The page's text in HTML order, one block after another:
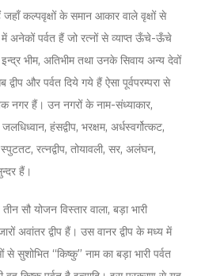
कल्पवृक्षों के समान आकार वाले वृक्षों से
में अनेकों पर्वत हैं जो रत्नों से व्याप्त ऊँचे-ऊँचे
भीम, अतिभीम तथा उनके सिवाय अन्य देवों
और पर्वत दिये गये हैं ऐसा पूर्वपरम्परा से
नगर हैं। उन नगरों के नाम-संध्याकार,
हंसद्वीप, भरक्षम, अर्धस्वर्गोत्कट,
रत्नद्वीप, तोयावली, सर, अलंघन,
हैं।
सौ योजन विस्तार वाला, बड़ा भारी
अवांतर द्वीप हैं। उस वानर द्वीप के मध्य में
सुशोभित ‘‘किष्कु’’ नाम का बड़ा भारी पर्वत